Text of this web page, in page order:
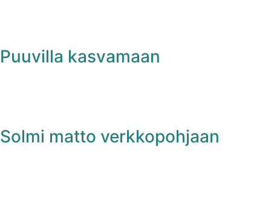
Puuvilla kasvamaan
Solmi matto verkkopohjaan